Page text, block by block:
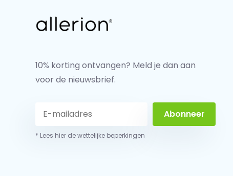
10% korting ontvangen? Meld je dan aan
voor de nieuwsbrief.
Abonneer
* Lees hier de wettelijke beperkingen